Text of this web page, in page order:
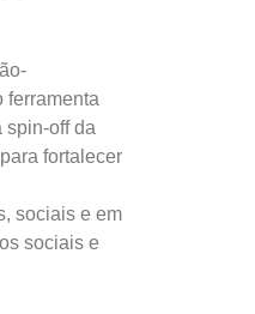
ferramenta
spin-off da
fortalecer
sociais e em
sociais e